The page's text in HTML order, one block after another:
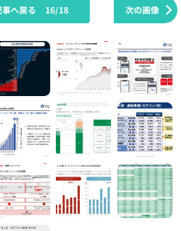
次の画像
へ戻る 16/18